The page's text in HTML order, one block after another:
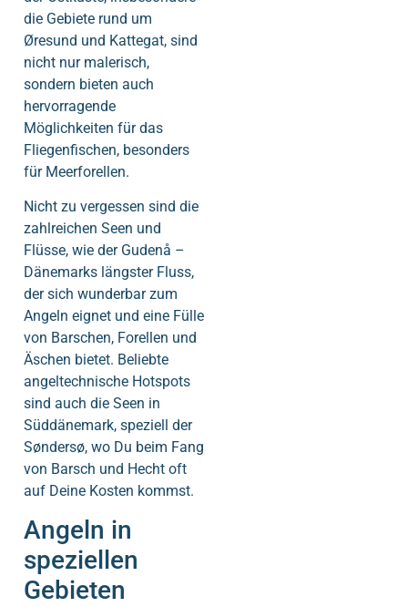
die Gebiete rund um
Øresund und Kattegat, sind
nicht nur malerisch,
sondern bieten auch
hervorragende
Möglichkeiten für das
Fliegenfischen, besonders
für Meerforellen.
Nicht zu vergessen sind die
zahlreichen Seen und
Flüsse, wie der Gudenå –
Dänemarks längster Fluss,
der sich wunderbar zum
Angeln eignet und eine Fülle
von Barschen, Forellen und
Äschen bietet. Beliebte
angeltechnische Hotspots
sind auch die Seen in
Süddänemark, speziell der
Søndersø, wo Du beim Fang
von Barsch und Hecht oft
auf Deine Kosten kommst.
Angeln in
speziellen
Gebieten